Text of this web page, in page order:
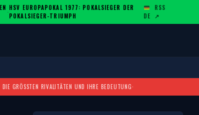
U
·
HSV EUROPAPOKAL 1977: POKALSIEGER DER
POKALSIEGER-TRIUMPH
DE
RSS
↗
GRÖSSTEN RIVALITÄTEN UND IHRE BEDEUTUNG ·